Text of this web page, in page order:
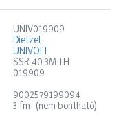
UNIV019909
Dietzel
UNIVOLT
SSR 40 3M TH
019909
9002579199094
3 fm (nem bontható)